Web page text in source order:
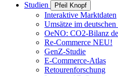
Studien
Pfeil Knopf
Interaktive Marktdaten
Umsätze im
OeNO: CO2-Bilanz
Re-Commerce NEU!
GenZ-Studie
E-Commerce-Atlas
Retourenforschung